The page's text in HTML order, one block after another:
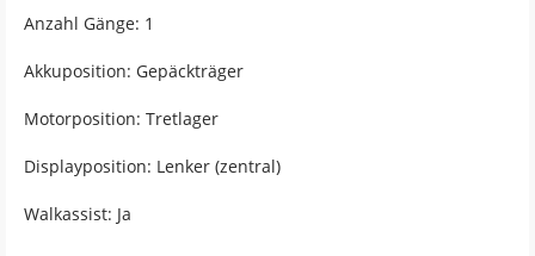
Anzahl Gänge: 1
Akkuposition: Gepäckträger
Motorposition: Tretlager
Displayposition: Lenker (zentral)
Walkassist: Ja